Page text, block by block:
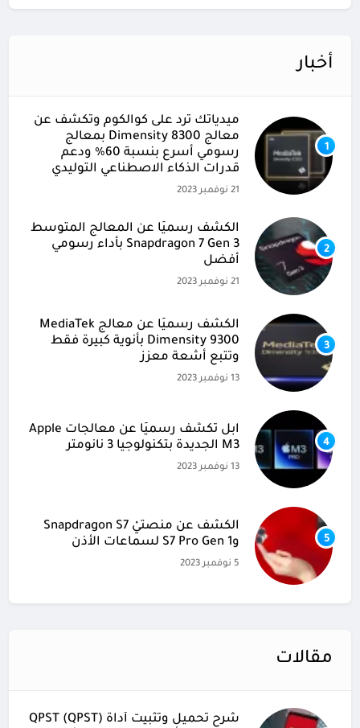
أخبار
1
ميدياتك ترد على كوالكوم وتكشف عن
معالج Dimensity 8300 بمعالج
رسومي أسرع بنسبة 60% ودعم
قدرات الذكاء الاصطناعي التوليدي
21 نوفمبر 2023
2
الكشف رسميًا عن المعالج المتوسط
Snapdragon 7 Gen 3 بأداء رسومي
أفضل
21 نوفمبر 2023
3
الكشف رسميًا عن معالج MediaTek
Dimensity 9300 بأنوية كبيرة فقط
وتتبع أشعة معزز
13 نوفمبر 2023
4
آبل تكشف رسميًا عن معالجات Apple
M3 الجديدة بتكنولوجيا 3 نانومتر
13 نوفمبر 2023
5
الكشف عن منصتيْ Snapdragon S7
وS7 Pro Gen 1 لسماعات الأذن
5 نوفمبر 2023
مقالات
شرح تحميل وتثبيت أداة (QPST (QPST